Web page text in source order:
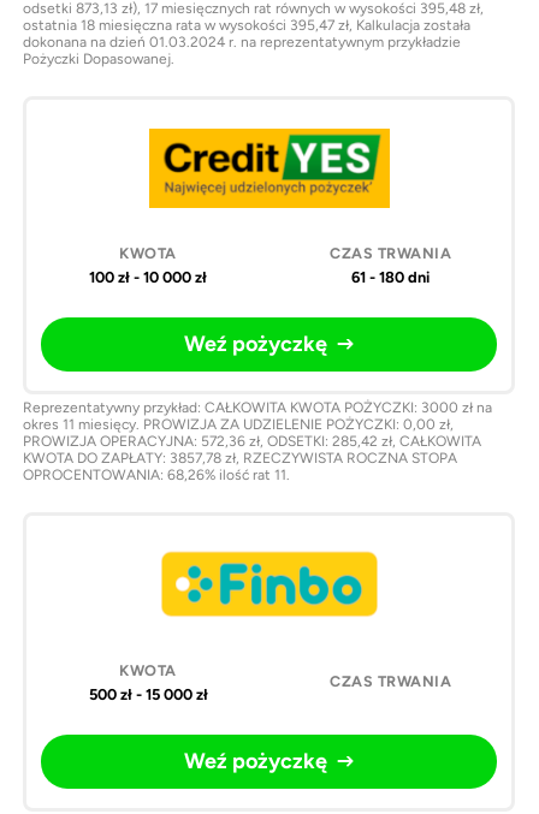
odsetki 873,13 zł), 17 miesięcznych rat równych w wysokości 395,48 zł,
ostatnia 18 miesięczna rata w wysokości 395,47 zł, Kalkulacja została
dokonana na dzień 01.03.2024 r. na reprezentatywnym przykładzie
Pożyczki Dopasowanej.
100 zł - 10 000 zł 61 - 180 dni
Weź pożyczkę
Reprezentatywny przykład: CAŁKOWITA KWOTA POŻYCZKI: 3000 zł na
okres 11 miesięcy. PROWIZJA ZA UDZIELENIE POŻYCZKI: 0,00 zł,
PROWIZJA OPERACYJNA: 572,36 zł, ODSETKI: 285,42 zł, CAŁKOWITA
KWOTA DO ZAPŁATY: 3857,78 zł, RZECZYWISTA ROCZNA STOPA
OPROCENTOWANIA: 68,26% ilość rat 11.
500 zł - 15 000 zł
Weź pożyczkę